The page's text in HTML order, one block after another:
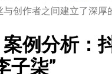
与创作者之间建立了深厚
例分析：
子柒”